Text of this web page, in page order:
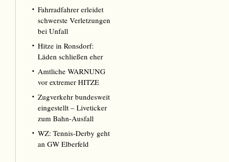
Fahrradfahrer erleidet
schwerste Verletzungen
bei Unfall
Hitze in Ronsdorf:
Läden schließen eher
Amtliche WARNUNG
vor extremer HITZE
Zugverkehr bundesweit
eingestellt – Liveticker
zum Bahn-Ausfall
WZ: Tennis-Derby geht
an GW Elberfeld